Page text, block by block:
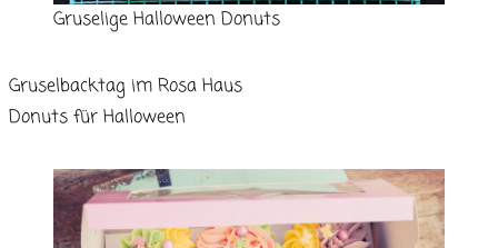
Gruselige Halloween Donuts
Gruselbacktag im Rosa Haus
Donuts für Halloween